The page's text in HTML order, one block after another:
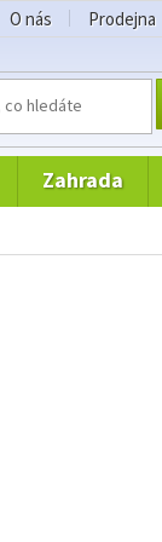
O nás Prodejna
zahrada